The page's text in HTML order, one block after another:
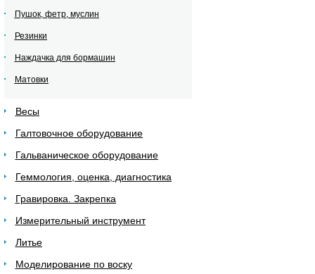
Пушок, фетр, муслин
Резинки
Наждачка для бормашин
Матовки
Весы
Галтовочное оборудование
Гальваническое оборудование
Геммология, оценка, диагностика
Гравировка. Закрепка
Измерительный инструмент
Литье
Моделирование по воску